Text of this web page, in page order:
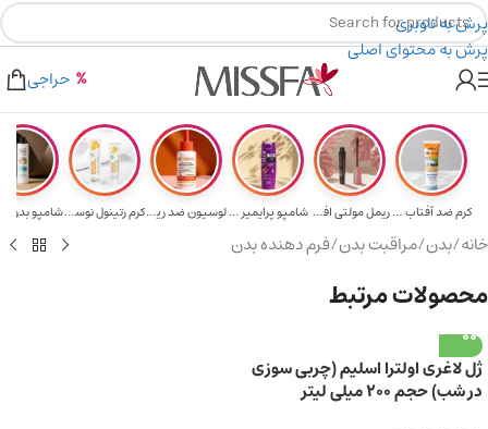
پرش به ناوبری
پرش به محتوای اصلی
۲٪ تخفیف روی سبد خرید برای روش کارت به کارت
هدیه برای خرید های بالای ۵ میلیون تومن
حراجی
کرم ضد آفتاب حا... ریمل مولتی افکت... شامپو پرایمیر پ... لوسیون ضد ریزش ... کرم رتینول نوسک...
خانه/بدن/مراقبت بدن/فرم دهنده بدن
محصولات مرتبط
ژل لاغری اولترا اسلیم (چربی سوزی
در شب) حجم ۲۰۰ میلی لیتر